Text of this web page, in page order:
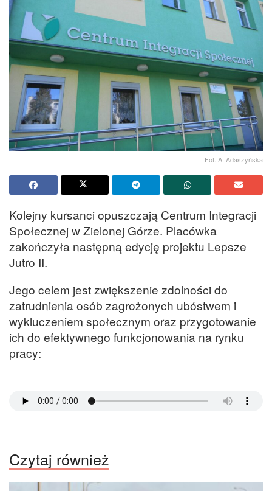
Fot. A. Adaszyńska
Kolejny kursanci opuszczają Centrum Integracji
Społecznej w Zielonej Górze. Placówka
zakończyła następną edycję projektu Lepsze
Jutro II.
Jego celem jest zwiększenie zdolności do
zatrudnienia osób zagrożonych ubóstwem i
wykluczeniem społecznym oraz przygotowanie
ich do efektywnego funkcjonowania na rynku
pracy:
Czytaj również